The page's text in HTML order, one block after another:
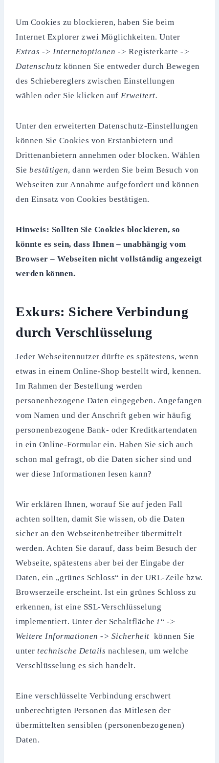
Um Cookies zu blockieren, haben Sie beim
Internet Explorer zwei Möglichkeiten. Unter
Extras -> Internetoptionen -> Registerkarte->
Datenschutzkönnen Sie entweder durch Bewegen
des Schiebereglers zwischen Einstellungen
wählen oder Sie klicken aufErweitert.
Unter den erweiterten Datenschutz-Einstellungen
können Sie Cookies von Erstanbietern und
Drittenanbietern annehmen oder blocken. Wählen
Siebestätigen, dann werden Sie beim Besuch von
Webseiten zur Annahme aufgefordert und können
den Einsatz von Cookies bestätigen.
Hinweis: Sollten Sie Cookies blockieren, so
könnte es sein, dass Ihnen – unabhängig vom
Browser – Webseiten nicht vollständig angezeigt
werden können.
Exkurs: Sichere Verbindung
durch Verschlüsselung
Jeder Webseitennutzer dürfte es spätestens, wenn
etwas in einem Online-Shop bestellt wird, kennen.
Im Rahmen der Bestellung werden
personenbezogene Daten eingegeben. Angefangen
vom Namen und der Anschrift geben wir häufig
personenbezogene Bank- oder Kreditkartendaten
in ein Online-Formular ein. Haben Sie sich auch
schon mal gefragt, ob die Daten sicher sind und
wer diese Informationen lesen kann?
Wir erklären Ihnen, worauf Sie auf jeden Fall
achten sollten, damit Sie wissen, ob die Daten
sicher an den Webseitenbetreiber übermittelt
werden. Achten Sie darauf, dass beim Besuch der
Webseite, spätestens aber bei der Eingabe der
Daten, ein „grünes Schloss“ in der URL-Zeile bzw.
Browserzeile erscheint. Ist ein grünes Schloss zu
erkennen, ist eine SSL-Verschlüsselung
implementiert. Unter der Schaltfläche i“ ->
Weitere Informationen-> Sicherheit können Sie
untertechnische Details nachlesen, um welche
Verschlüsselung es sich handelt.
Eine verschlüsselte Verbindung erschwert
unberechtigten Personen das Mitlesen der
übermittelten sensiblen (personenbezogenen)
Daten.